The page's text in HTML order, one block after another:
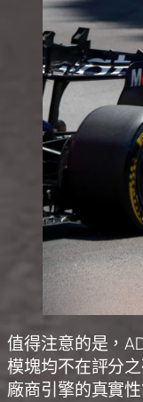
值得注意的是，
模塊均不在評分
廠商引擎的真實